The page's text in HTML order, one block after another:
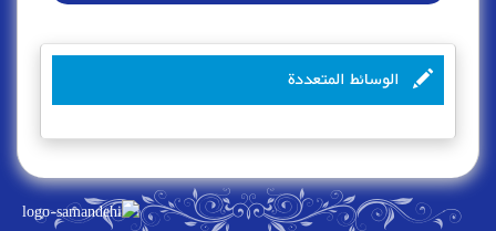
الوسائط المتعددة